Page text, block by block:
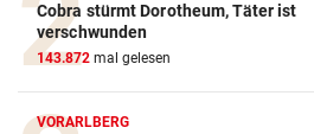
Cobra stürmt Dorotheum, Täter ist
verschwunden
143.872 mal gelesen
VORARLBERG
ZUM VERGLEICH
E-Bike Vergleich
ZUM VERGLEICH